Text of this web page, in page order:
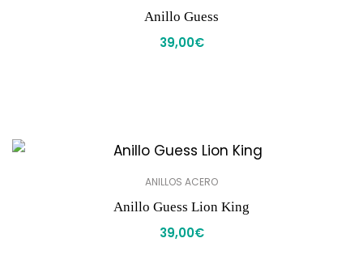
Anillo Guess
39,00€
ANILLOS ACERO
Anillo Guess Lion King
39,00€